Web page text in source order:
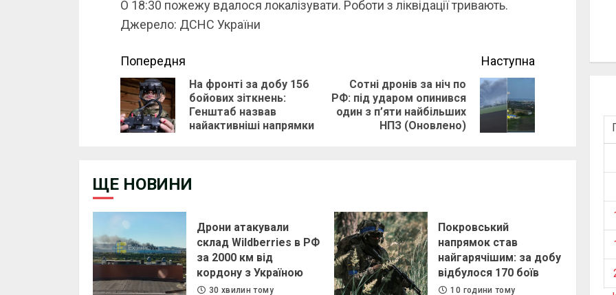
О 18:30 пожежу вдалося локалізувати. Роботи з ліквідації тривають.
Джерело: ДСНС України
Continue
Reading
Попередня
Previous
post:
На фронті за добу 156
бойових зіткнень:
Генштаб назвав
найактивніші напрямки
Наступна
Next
post:
Сотні дронів за ніч по
РФ: під ударом опинився
один з п’яти найбільших
НПЗ (Оновлено)
ЩЕ НОВИНИ
Дрони атакували
склад Wildberries в РФ
за 2000 км від
кордону з Україною
30 хвилин тому
Покровський
напрямок став
найгарячішим: за добу
відбулося 170 боїв
10 години тому